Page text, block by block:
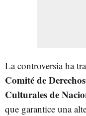
La controversia ha
Comité de
Culturales de
que garantice una